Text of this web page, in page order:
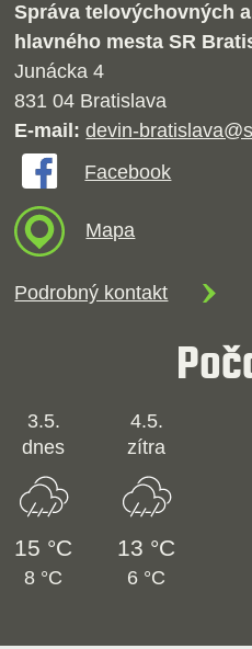
Správa telovýchovných
hlavného mesta SR
Junácka 4
831 04 Bratislava
E-mail: devin-
Facebook
Mapa
Podrobný kontakt
3.5.
dnes
15 °C
8 °C
4.5.
zítra
13 °C
6 °C